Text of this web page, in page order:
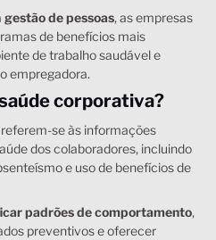
gestão de pessoas, as empresas
de benefícios mais
de trabalho saudável e
empregadora.
corporativa?
referem-se às informações
dos colaboradores, incluindo
e uso de benefícios de
padrões de comportamento,
preventivos e oferecer